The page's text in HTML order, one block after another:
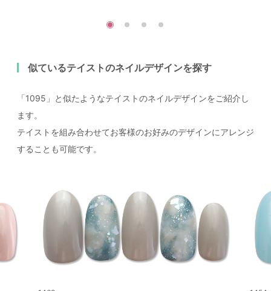
似ているテイストのネイルデザインを探す
「1095」と似たようなテイストのネイルデザインをご紹介し
ます。
テイストを組み合わせてお客様のお好みのデザインにアレンジ
することも可能です。